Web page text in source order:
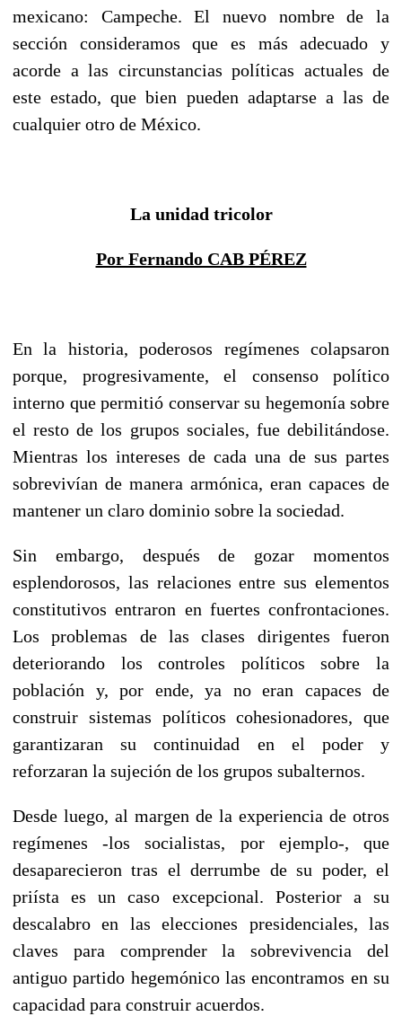
mexicano: Campeche. El nuevo nombre de la
sección consideramos que es más adecuado y
acorde a las circunstancias políticas actuales de
este estado, que bien pueden adaptarse a las de
cualquier otro de México.
La unidad tricolor
Por Fernando CAB PÉREZ
En la historia, poderosos regímenes colapsaron
porque, progresivamente, el consenso político
interno que permitió conservar su hegemonía sobre
el resto de los grupos sociales, fue debilitándose.
Mientras los intereses de cada una de sus partes
sobrevivían de manera armónica, eran capaces de
mantener un claro dominio sobre la sociedad.
Sin embargo, después de gozar momentos
esplendorosos, las relaciones entre sus elementos
constitutivos entraron en fuertes confrontaciones.
Los problemas de las clases dirigentes fueron
deteriorando los controles políticos sobre la
población y, por ende, ya no eran capaces de
construir sistemas políticos cohesionadores, que
garantizaran su continuidad en el poder y
reforzaran la sujeción de los grupos subalternos.
Desde luego, al margen de la experiencia de otros
regímenes -los socialistas, por ejemplo-, que
desaparecieron tras el derrumbe de su poder, el
priísta es un caso excepcional. Posterior a su
descalabro en las elecciones presidenciales, las
claves para comprender la sobrevivencia del
antiguo partido hegemónico las encontramos en su
capacidad para construir acuerdos.